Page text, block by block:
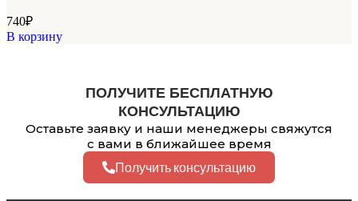
740₽
В корзину
ПОЛУЧИТЕ БЕСПЛАТНУЮ
КОНСУЛЬТАЦИЮ
Оставьте заявку и наши менеджеры свяжутся
с вами в ближайшее время
Получить консультацию